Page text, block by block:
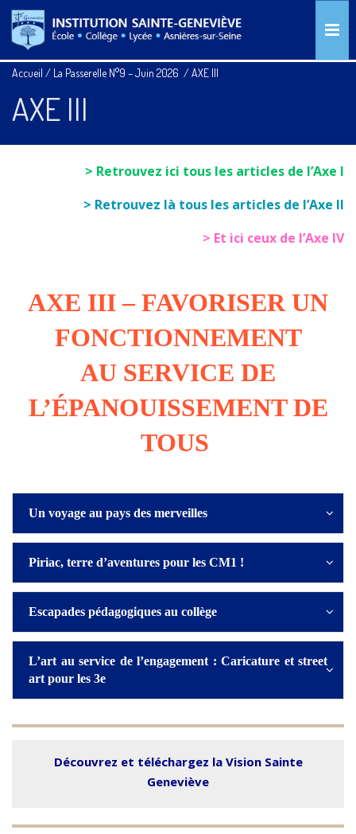
Accueil / La Passerelle N°9 – Juin 2026 /AXE III
AXE III
> Retrouvez ici tous les articles de l’Axe I
> Retrouvez là tous les articles de l’Axe II
> Et ici ceux de l’Axe IV
AXE III –FAVORISER UN
FONCTIONNEMENT
AU SERVICE DE
L’ÉPANOUISSEMENT DE
TOUS
Un voyage au pays des merveilles
Piriac, terre d’aventures pour les CM1 !
Escapades pédagogiques au collège
L’art au service de l’engagement : Caricature et street
art pour les 3e
Découvrez et téléchargez la Vision Sainte
Geneviève